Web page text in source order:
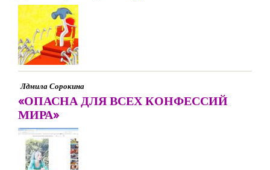
Лдмила Сорокина
«ОПАСНА ДЛЯ ВСЕХ КОНФЕССИЙ
МИРА»